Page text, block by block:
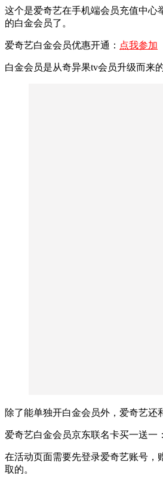
这个是爱奇艺在手机端会员充值中心
的白金会员了。
爱奇艺白金会员优惠开通： 点我参加
白金会员是从奇异果tv会员升级而来
除了能单独开白金会员外，爱奇艺还
爱奇艺白金会员京东联名卡买一送一：
在活动页面需要先登录爱奇艺账号，
取的。